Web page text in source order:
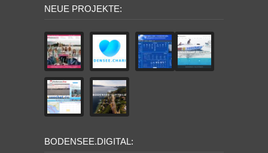
NEUE PROJEKTE:
BODENSEE.DIGITAL: